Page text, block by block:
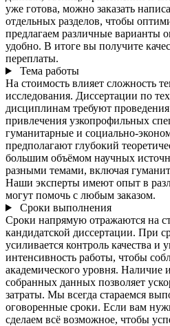
уже готова, можно заказать
отдельных разделов, чтобы
предлагаем различные варианты
удобно. В итоге вы получите
переплаты.
Тема работы
На стоимость влияет сложность
исследования. Диссертации по
дисциплинам требуют
привлечения узкопрофильных
гуманитарные и социально-
предполагают глубокий
большим объёмом научных
разными темами, включая
Наши эксперты имеют опыт в
могут помочь с любым заказом.
Сроки выполнения
Сроки напрямую отражаются на
кандидатской диссертации. При
усиливается контроль качества и
интенсивность работы, чтобы
академического уровня. Наличие
собранных данных позволяет
затраты. Мы всегда стараемся
оговоренные сроки. Если вам
сделаем всё возможное, чтобы